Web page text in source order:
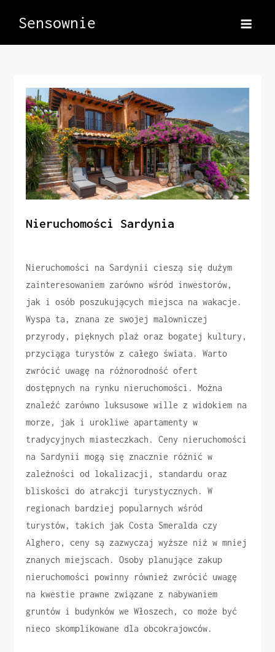
Sensownie
Nieruchomości Sardynia
Nieruchomości na Sardynii cieszą się dużym
zainteresowaniem zarówno wśród inwestorów,
jak i osób poszukujących miejsca na wakacje.
Wyspa ta, znana ze swojej malowniczej
przyrody, pięknych plaż oraz bogatej kultury,
przyciąga turystów z całego świata. Warto
zwrócić uwagę na różnorodność ofert
dostępnych na rynku nieruchomości. Można
znaleźć zarówno luksusowe wille z widokiem na
morze, jak i urokliwe apartamenty w
tradycyjnych miasteczkach. Ceny nieruchomości
na Sardynii mogą się znacznie różnić w
zależności od lokalizacji, standardu oraz
bliskości do atrakcji turystycznych. W
regionach bardziej popularnych wśród
turystów, takich jak Costa Smeralda czy
Alghero, ceny są zazwyczaj wyższe niż w mniej
znanych miejscach. Osoby planujące zakup
nieruchomości powinny również zwrócić uwagę
na kwestie prawne związane z nabywaniem
gruntów i budynków we Włoszech, co może być
nieco skomplikowane dla obcokrajowców.